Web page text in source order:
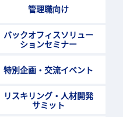
管理職向け
バックオフィスソリュー
ションセミナー
特別企画・交流イベント
リスキリング・人材開発
サミット